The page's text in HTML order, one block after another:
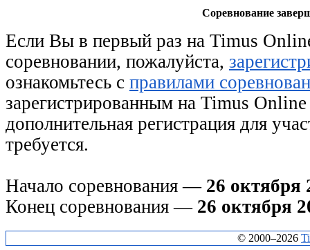
Соревнование
Если Вы в первый раз на Timus
соревновании, пожалуйста,
ознакомьтесь с правилами
зарегистрированным на Timus Online
дополнительная регистрация для
требуется.
Начало соревнования — 26 октября
Конец соревнования — 26 октября
© 2000–2026